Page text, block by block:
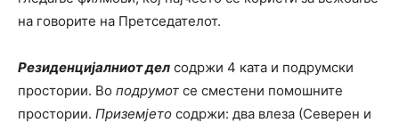
на говорите на Претседателот.
Резиденцијалниот дел содржи 4 ката и подрумски
простории. Во подрумот се сместени помошните
простории. Приземјето содржи: два влеза (Северен и